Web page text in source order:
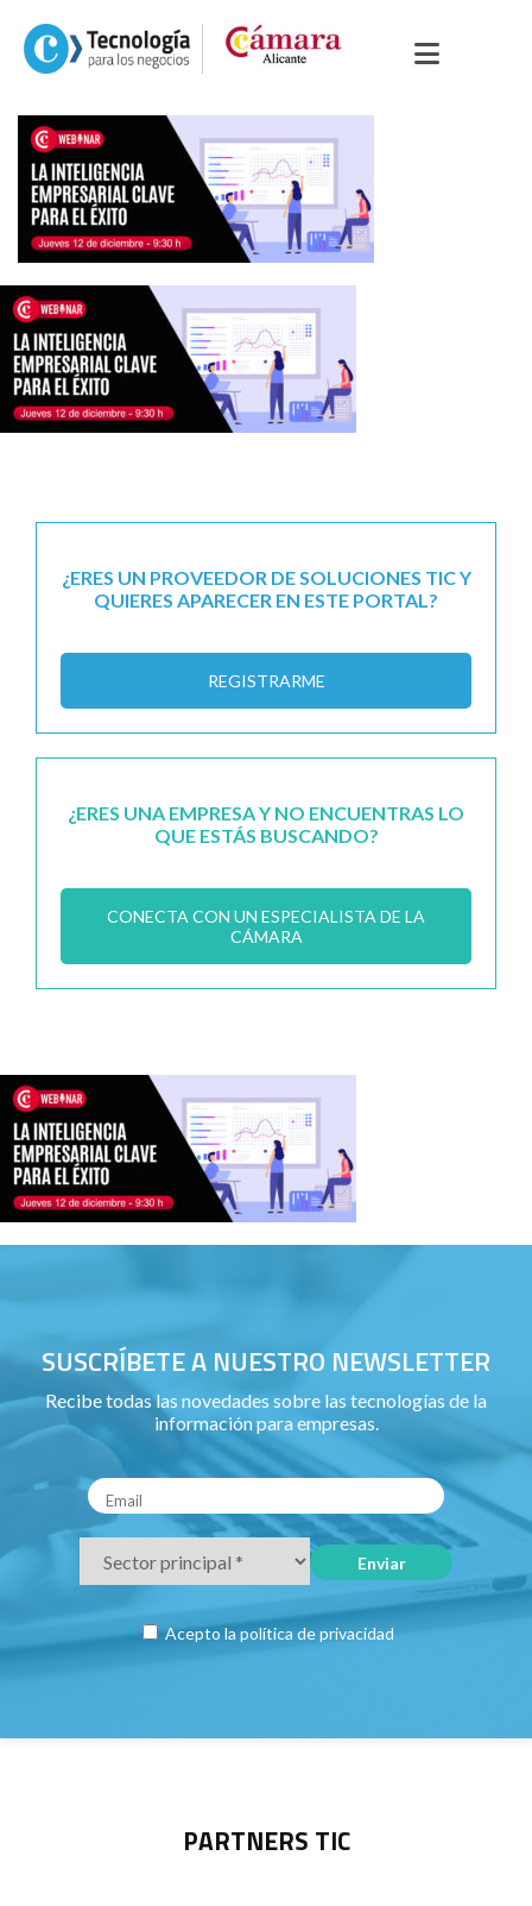
¿ERES UN PROVEEDOR DE SOLUCIONES TIC Y
QUIERES APARECER EN ESTE PORTAL?
REGISTRARME
¿ERES UNA EMPRESA Y NO ENCUENTRAS LO
QUE ESTÁS BUSCANDO?
CONECTA CON UN ESPECIALISTA DE LA
CÁMARA
SUSCRÍBETE A NUESTRO NEWSLETTER
Recibe todas las novedades sobre las tecnologías de la
información para empresas.
Acepto la política de privacidad
PARTNERS TIC